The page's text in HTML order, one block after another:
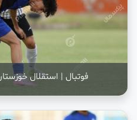
فوتبال | استقلال